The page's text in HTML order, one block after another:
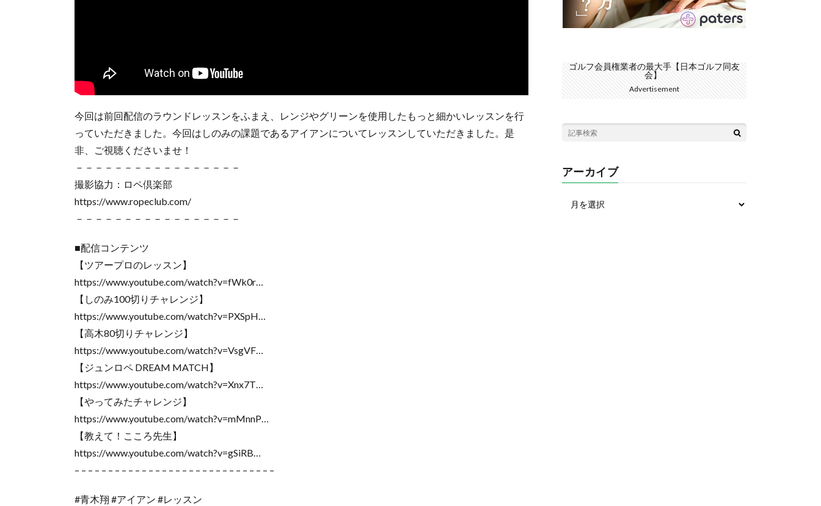
今回は前回配信のラウンドレッスンをふまえ、レンジやグリーンを使用したもっと細かいレッスンを行
っていただきました。今回はしのみの課題であるアイアンについてレッスンしていただきました。是
非、ご視聴くださいませ！
－－－－－－－－－－－－－－－－－
撮影協力：ロペ倶楽部
https://www.ropeclub.com/
－－－－－－－－－－－－－－－－－
■配信コンテンツ
【ツアープロのレッスン】
https://www.youtube.com/watch?v=fWk0r…
【しのみ100切りチャレンジ】
https://www.youtube.com/watch?v=PXSpH…
【高木80切りチャレンジ】
https://www.youtube.com/watch?v=VsgVF…
【ジュンロペ DREAM MATCH】
https://www.youtube.com/watch?v=Xnx7T…
【やってみたチャレンジ】
https://www.youtube.com/watch?v=mMnnP…
【教えて！こころ先生】
https://www.youtube.com/watch?v=gSiRB…
– – – – – – – – – – – – – – – – – – – – – – – – – – – – – –
#青木翔 #アイアン #レッスン
ゴルフ会員権業者の最大手【日本ゴルフ同友
会】
Advertisement
アーカイブ